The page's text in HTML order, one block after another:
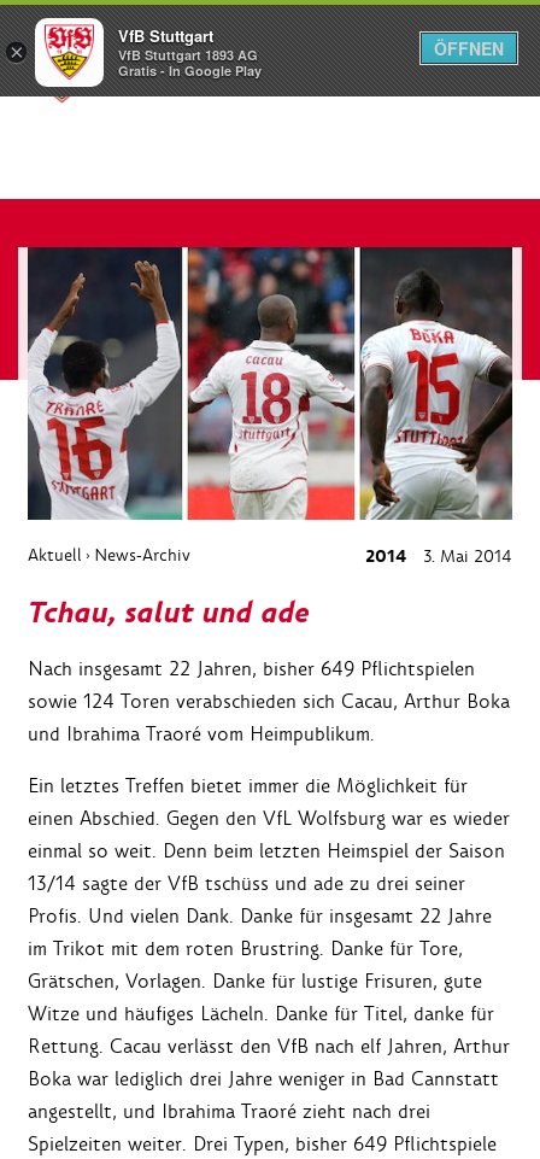
Menü
Aktuell › News-Archiv 2014 3. Mai 2014
Tchau, salut und ade
Nach insgesamt 22 Jahren, bisher 649 Pflichtspielen
sowie 124 Toren verabschieden sich Cacau, Arthur Boka
und Ibrahima Traoré vom Heimpublikum.
Ein letztes Treffen bietet immer die Möglichkeit für
einen Abschied. Gegen den VfL Wolfsburg war es wieder
einmal so weit. Denn beim letzten Heimspiel der Saison
13/14 sagte der VfB tschüss und ade zu drei seiner
Profis. Und vielen Dank. Danke für insgesamt 22 Jahre
im Trikot mit dem roten Brustring. Danke für Tore,
Grätschen, Vorlagen. Danke für lustige Frisuren, gute
Witze und häufiges Lächeln. Danke für Titel, danke für
Rettung. Cacau verlässt den VfB nach elf Jahren, Arthur
Boka war lediglich drei Jahre weniger in Bad Cannstatt
angestellt, und Ibrahima Traoré zieht nach drei
Spielzeiten weiter. Drei Typen, bisher 649 Pflichtspiele
×
VfB Stuttgart
VfB Stuttgart 1893 AG
Gratis - In Google Play
ÖFFNEN